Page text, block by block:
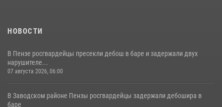
НОВОСТИ
В Пензе росгвардейцы пресекли дебош в баре и задержали двух
нарушителе...
07 августа 2026, 06:00
В Заводском районе Пензы росгвардейцы задержали дебошира в
баре